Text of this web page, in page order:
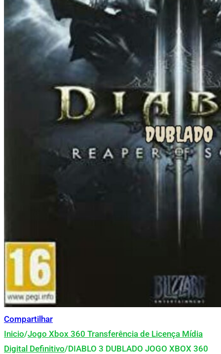
Compartilhar
Inicio/Jogo Xbox 360 Transferência de Licença Mídia
Digital Definitivo/DIABLO 3 DUBLADO JOGO XBOX 360